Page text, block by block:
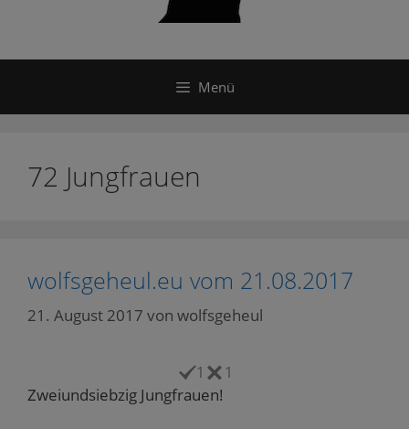
Menü
72 Jungfrauen
wolfsgeheul.eu vom 21.08.2017
21. August 2017 von wolfsgeheul
1 1
Zweiundsiebzig Jungfrauen!